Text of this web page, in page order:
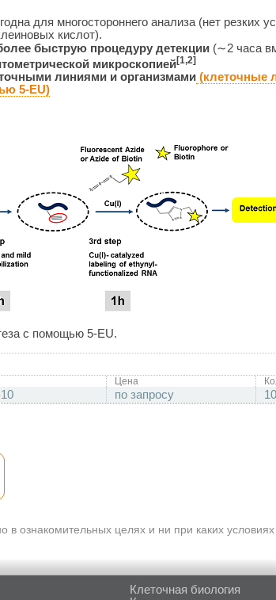
для многостороннего анализа (нет резких
кислот).
быструю процедуру детекции (∼2 часа
микроскопией[1,2]
линиями и организмами (клеточные
5-EU)
с помощью 5-EU.
Цена
по запросу
ознакомительных целях и ни при каких
Клеточная биология